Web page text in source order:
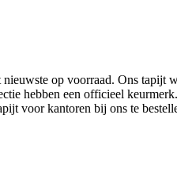
op voorraad. Ons tapijt
hebben een officieel
voor kantoren bij ons te